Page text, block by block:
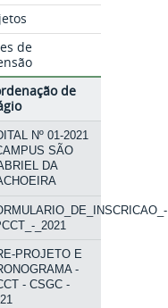
de
de
Nº 01-2021
SÃO
DA
_2021
PROJETO E
-
- CSGC -